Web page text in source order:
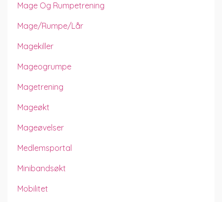
Mage Og Rumpetrening
Mage/rumpe/lår
Magekiller
Mageogrumpe
Magetrening
Mageøkt
Mageøvelser
Medlemsportal
Minibandsøkt
Mobilitet